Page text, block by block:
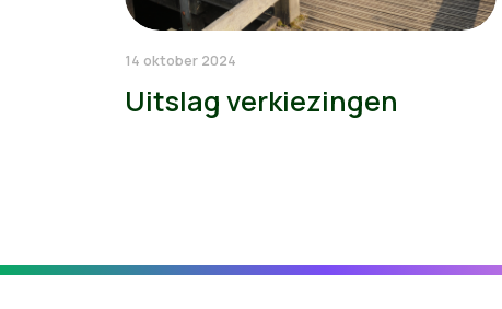
14 oktober 2024
Uitslag verkiezingen